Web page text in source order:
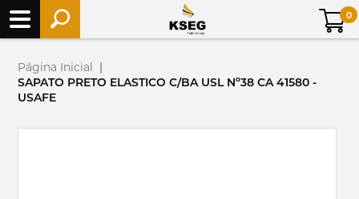
0
Página Inicial |
SAPATO PRETO ELASTICO C/BA USL Nº38 CA 41580 -
USAFE